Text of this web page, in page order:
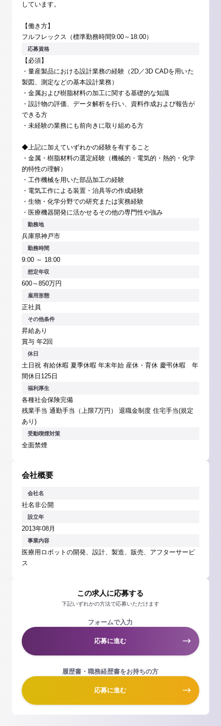
しています。
【働き方】
フルフレックス（標準勤務時間9:00～18:00）
応募資格
【必須】
・量産製品における設計業務の経験（2D／3D CADを用いた
製図、測定などの基本設計業務）
・金属および樹脂材料の加工に関する基礎的な知識
・設計物の評価、データ解析を行い、資料作成および報告が
できる方
・未経験の業務にも前向きに取り組める方
◆上記に加えていずれかの経験を有すること
・金属・樹脂材料の選定経験（機械的・電気的・熱的・化学
的特性の理解）
・工作機械を用いた部品加工の経験
・電気工作による装置・治具等の作成経験
・生物・化学分野での研究または実務経験
・医療機器開発に活かせるその他の専門性や強み
勤務地
兵庫県神戸市
勤務時間
9:00 ～ 18:00
想定年収
600～850万円
雇用形態
正社員
その他条件
昇給あり
賞与 年2回
休日
土日祝 有給休暇 夏季休暇 年末年始 産休・育休 慶弔休暇 年
間休日125日
福利厚生
各種社会保険完備
残業手当 通勤手当（上限7万円） 退職金制度 住宅手当(規定
あり)
受動喫煙対策
全面禁煙
会社概要
会社名
社名非公開
設立年
2013年08月
事業内容
医療用ロボットの開発、設計、製造、販売、アフターサービ
ス
この求人に応募する
下記いずれかの方法で応募いただけます
フォームで入力
応募に進む
履歴書・職務経歴書をお持ちの方
応募に進む